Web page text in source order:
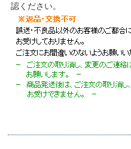
認ください。